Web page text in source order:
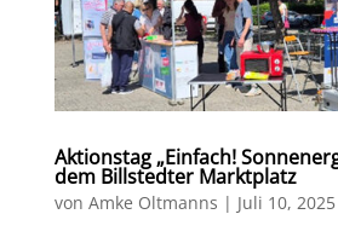
Aktionstag „Einfach!
dem Billstedter Marktplatz
von Amke Oltmanns | Juli 10, 2025